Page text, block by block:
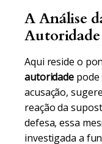
A Análise
Autoridade
Aqui reside o
autoridade
acusação,
reação da
defesa, essa
investigada a